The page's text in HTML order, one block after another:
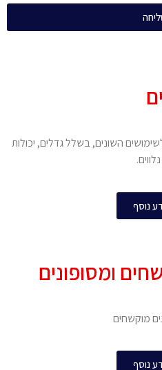
השונים, בשלל גדלים, יכולות
נוסף
ומסופונים
מוקשחים
נוסף